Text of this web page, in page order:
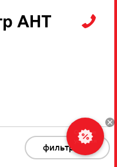
фильтр 0
Особые
условия